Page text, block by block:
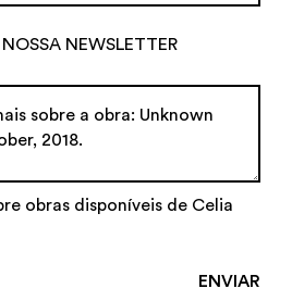
NOSSA NEWSLETTER
obras disponíveis de Celia